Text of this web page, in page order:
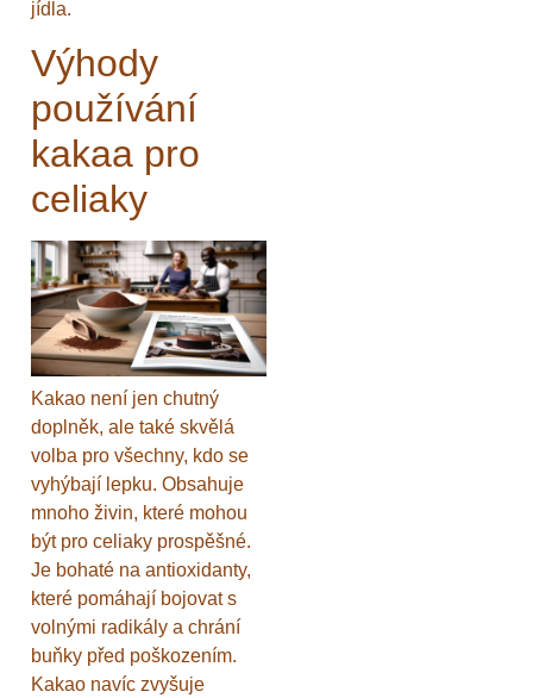
jídla.
Výhody
používání
kakaa pro
celiaky
Kakao není jen chutný
doplněk, ale také skvělá
volba pro všechny, kdo se
vyhýbají lepku. Obsahuje
mnoho živin, které mohou
být pro celiaky prospěšné.
Je bohaté na antioxidanty,
které pomáhají bojovat s
volnými radikály a chrání
buňky před poškozením.
Kakao navíc zvyšuje